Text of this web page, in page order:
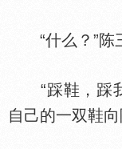
“什么？”陈
“踩鞋，踩我
自己的一双鞋向